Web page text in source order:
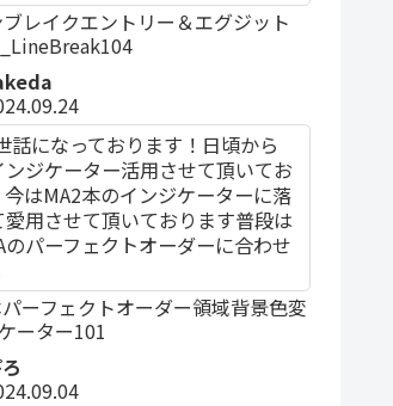
レイクエントリー＆エグジット
話になっております！日頃から
ジケーター活用させて頂いてお
今はMA2本のインジケーターに落
愛用させて頂いております普段は
のパーフェクトオーダーに合わせ
ーフェクトオーダー領域背景色変
ーター101